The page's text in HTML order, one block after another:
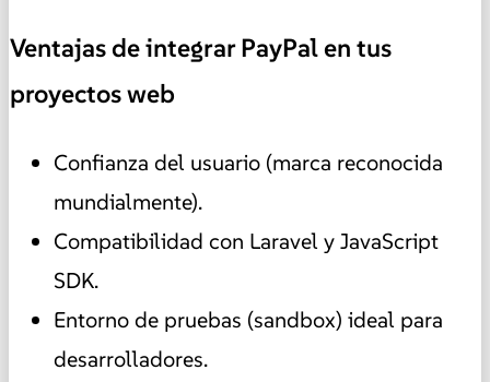
Ventajas de integrar PayPal en tus
proyectos web
Confianza del usuario (marca reconocida
mundialmente).
Compatibilidad con Laravel y JavaScript
SDK.
Entorno de pruebas (sandbox) ideal para
desarrolladores.